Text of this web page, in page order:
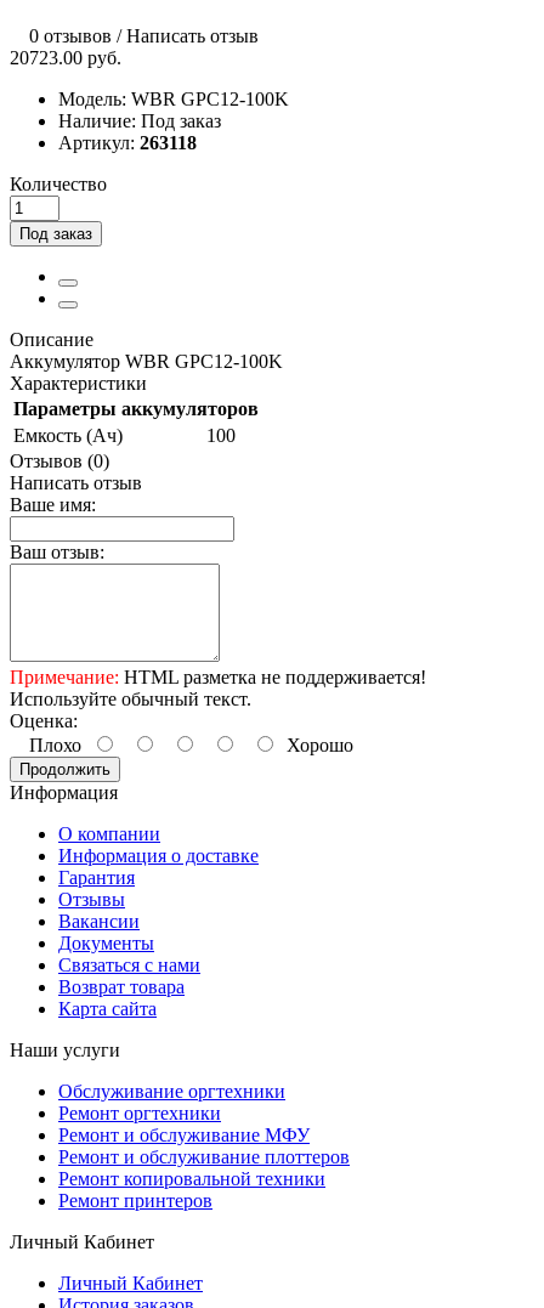
0 отзывов /Написать отзыв
20723.00 руб.
Модель: WBR GPC12-100K
Наличие: Под заказ
Артикул: 263118
Количество
Под заказ
Описание
Аккумулятор WBR GPC12-100K
Характеристики
Параметры аккумуляторов
Емкость (Ач)
100
Отзывов (0)
Написать отзыв
Ваше имя:
Ваш отзыв:
Примечание: HTML разметка не поддерживается!
Используйте обычный текст.
Оценка:
Плохо
Хорошо
Продолжить
Информация
О компании
Информация о доставке
Гарантия
Отзывы
Вакансии
Документы
Связаться с нами
Возврат товара
Карта сайта
Наши услуги
Обслуживание оргтехники
Ремонт оргтехники
Ремонт и обслуживание МФУ
Ремонт и обслуживание плоттеров
Ремонт копировальной техники
Ремонт принтеров
Личный Кабинет
Личный Кабинет